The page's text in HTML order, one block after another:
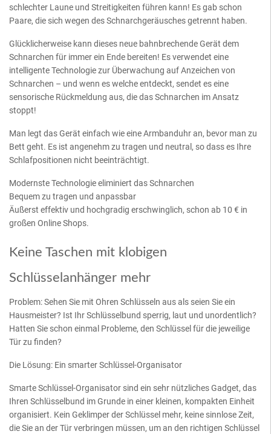
schlechter Laune und Streitigkeiten führen kann! Es gab schon
Paare, die sich wegen des Schnarchgeräusches getrennt haben.
Glücklicherweise kann dieses neue bahnbrechende Gerät dem
Schnarchen für immer ein Ende bereiten! Es verwendet eine
intelligente Technologie zur Überwachung auf Anzeichen von
Schnarchen – und wenn es welche entdeckt, sendet es eine
sensorische Rückmeldung aus, die das Schnarchen im Ansatz
stoppt!
Man legt das Gerät einfach wie eine Armbanduhr an, bevor man zu
Bett geht. Es ist angenehm zu tragen und neutral, so dass es Ihre
Schlafpositionen nicht beeinträchtigt.
Modernste Technologie eliminiert das Schnarchen
Bequem zu tragen und anpassbar
Äußerst effektiv und hochgradig erschwinglich, schon ab 10 € in
großen Online Shops.
Keine Taschen mit klobigen
Schlüsselanhänger mehr
Problem: Sehen Sie mit Ohren Schlüsseln aus als seien Sie ein
Hausmeister? Ist Ihr Schlüsselbund sperrig, laut und unordentlich?
Hatten Sie schon einmal Probleme, den Schlüssel für die jeweilige
Tür zu finden?
Die Lösung: Ein smarter Schlüssel-Organisator
Smarte Schlüssel-Organisator sind ein sehr nützliches Gadget, das
Ihren Schlüsselbund im Grunde in einer kleinen, kompakten Einheit
organisiert. Kein Geklimper der Schlüssel mehr, keine sinnlose Zeit,
die Sie an der Tür verbringen müssen, um an den richtigen Schlüssel